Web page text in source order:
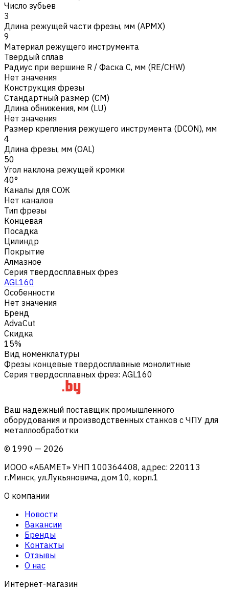
Число зубьев
3
Длина режущей части фрезы, мм (APMX)
9
Материал режущего инструмента
Твердый сплав
Радиус при вершине R / Фаска C, мм (RE/CHW)
Нет значения
Конструкция фрезы
Стандартный размер (CM)
Длина обнижения, мм (LU)
Нет значения
Размер крепления режущего инструмента (DCON), мм
4
Длина фрезы, мм (OAL)
50
Угол наклона режущей кромки
40°
Каналы для СОЖ
Нет каналов
Тип фрезы
Концевая
Посадка
Цилиндр
Покрытие
Алмазное
Серия твердосплавных фрез
AGL160
Особенности
Нет значения
Бренд
AdvaCut
Скидка
15%
Вид номенклатуры
Фрезы концевые твердосплавные монолитные
Серия твердосплавных фрез: AGL160
Ваш надежный поставщик промышленного
оборудования и производственных станков с ЧПУ для
металлообработки
© 1990 — 2026
ИООО «АБАМЕТ» УНП 100364408, адрес: 220113
г.Минск, ул.Лукьяновича, дом 10, корп.1
О компании
Новости
Вакансии
Бренды
Контакты
Отзывы
О нас
Интернет-магазин